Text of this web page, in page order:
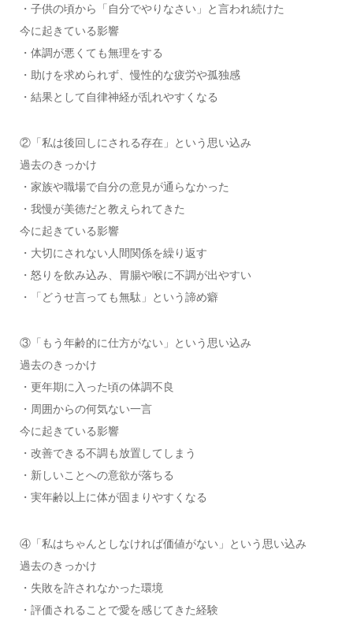
・子供の頃から「自分でやりなさい」と言われ続けた
今に起きている影響
・体調が悪くても無理をする
・助けを求められず、慢性的な疲労や孤独感
・結果として自律神経が乱れやすくなる
②「私は後回しにされる存在」という思い込み
過去のきっかけ
・家族や職場で自分の意見が通らなかった
・我慢が美徳だと教えられてきた
今に起きている影響
・大切にされない人間関係を繰り返す
・怒りを飲み込み、胃腸や喉に不調が出やすい
・「どうせ言っても無駄」という諦め癖
③「もう年齢的に仕方がない」という思い込み
過去のきっかけ
・更年期に入った頃の体調不良
・周囲からの何気ない一言
今に起きている影響
・改善できる不調も放置してしまう
・新しいことへの意欲が落ちる
・実年齢以上に体が固まりやすくなる
④「私はちゃんとしなければ価値がない」という思い込み
過去のきっかけ
・失敗を許されなかった環境
・評価されることで愛を感じてきた経験